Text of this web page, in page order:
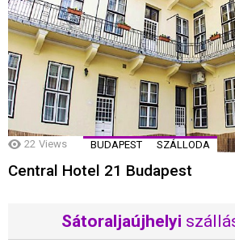
22 Views BUDAPEST SZÁLLODA
Central Hotel 21 Budapest
Sátoraljaújhelyi